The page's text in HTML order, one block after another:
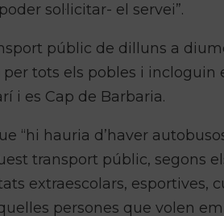
sol·licitar- el servei”.
públic de dilluns a
tots els pobles i incloguin
i es Cap de Barbaria.
“hi hauria d’haver
transport públic, segons
extraescolars, esportives,
persones que volen